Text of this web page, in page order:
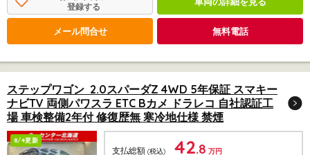
登録する
メール問合せ 無料電話
ステップワゴン 2.0スパーダZ 4WD 5年保証 スマキー
ナビTV 両側パワスラ ETC Bカメ ドラレコ 自社認証工
場 車検整備2年付 修復歴無 寒冷地仕様 禁煙
8/4更新
支払総額 (税込) 42.8 万円